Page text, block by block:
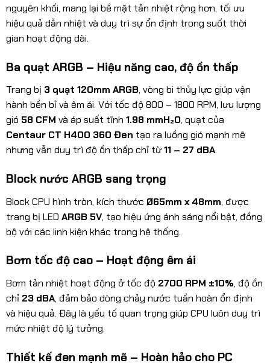
nguyên khối, mang lại bề mặt tản nhiệt rộng hơn, tối ưu
hiệu quả dẫn nhiệt và duy trì sự ổn định trong suốt thời
gian hoạt động dài.
Ba quạt ARGB – Hiệu năng cao, độ ồn thấp
Trang bị 3 quạt 120mm ARGB, vòng bi thủy lực giúp vận
hành bền bỉ và êm ái. Với tốc độ 800 – 1800 RPM, lưu lượng
gió 58 CFM và áp suất tĩnh 1.98 mmH₂O, quạt của
Centaur CT H400 360 Đen tạo ra luồng gió mạnh mẽ
nhưng vẫn duy trì độ ồn thấp chỉ từ11 – 27 dBA.
Block nước ARGB sang trọng
Block CPU hình tròn, kích thước Ø65mm x 48mm, được
trang bị LED ARGB 5V, tạo hiệu ứng ánh sáng nổi bật, đồng
bộ với các linh kiện khác trong hệ thống.
Bơm tốc độ cao – Hoạt động êm ái
Bơm tản nhiệt hoạt động ở tốc độ 2700 RPM ±10%, độ ồn
chỉ 23 dBA, đảm bảo dòng chảy nước tuần hoàn ổn định
và hiệu quả. Đây là yếu tố quan trọng giúp CPU luôn duy trì
mức nhiệt độ lý tưởng.
Thiết kế đen mạnh mẽ – Hoàn hảo cho PC